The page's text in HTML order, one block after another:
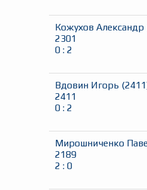
Кожухов Александр
2301
0 : 2
Вдовин Игорь (2411
2411
0 : 2
Мирошниченко
2189
2 : 0